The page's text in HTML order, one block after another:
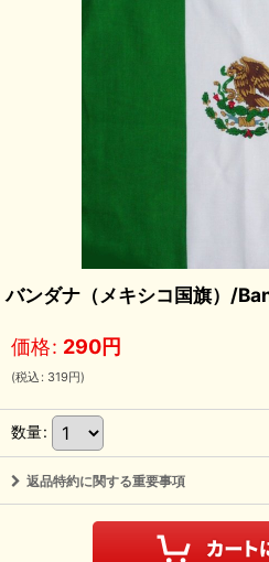
バンダナ（メキシコ国旗）/
価格: 290円
(税込 : 319円)
数量:
返品特約に関する重要事項